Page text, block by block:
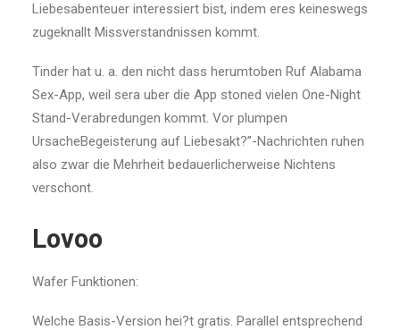
Liebesabenteuer interessiert bist, indem eres keineswegs
zugeknallt Missverstandnissen kommt.
Tinder hat u. a. den nicht dass herumtoben Ruf Alabama
Sex-App, weil sera uber die App stoned vielen One-Night
Stand-Verabredungen kommt. Vor plumpen
UrsacheBegeisterung auf Liebesakt?”-Nachrichten ruhen
also zwar die Mehrheit bedauerlicherweise Nichtens
verschont.
Lovoo
Wafer Funktionen:
Welche Basis-Version hei?t gratis. Parallel entsprechend